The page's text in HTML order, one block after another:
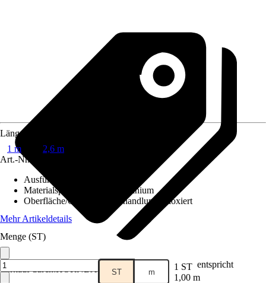
Verkauf durch:HORNBACH
Länge
1 m
2,6 m
Art.-Nr.
Ausführung
Materialspezifizierung
Aluminium
Oberfläche/Oberflächenbehandlung
Eloxiert
Mehr Artikeldetails
Menge (ST)
ST m 1 ST entspricht
1,00 m